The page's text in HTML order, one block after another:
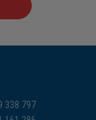
338 797